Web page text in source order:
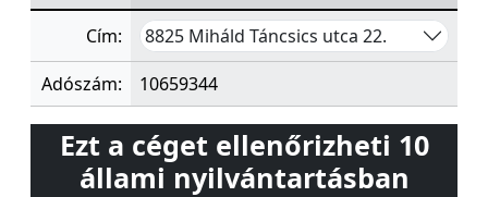
Cím: 8825 Miháld Táncsics utca 22.
Adószám: 10659344
Ezt a céget ellenőrizheti 10
állami nyilvántartásban